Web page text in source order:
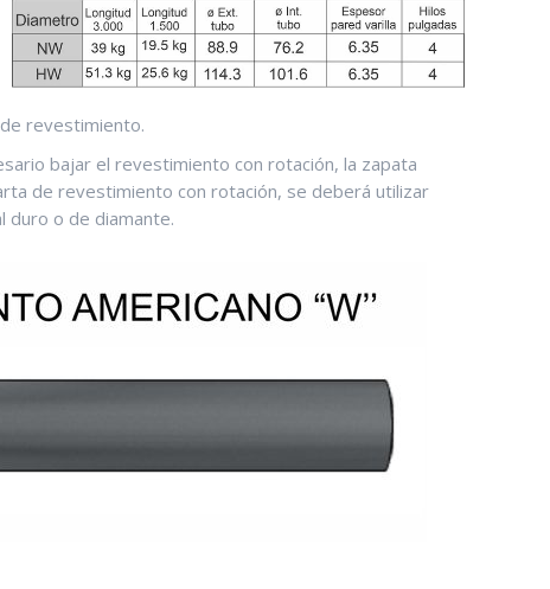
revestimiento.
bajar el revestimiento con rotación, la zapata
de revestimiento con rotación, se deberá utilizar
duro o de diamante.